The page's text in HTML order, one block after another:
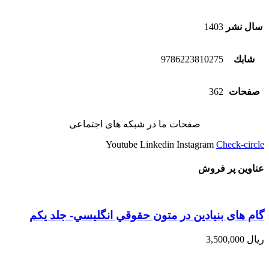
سال نشر 1403
شابك 9786223810275
صفحات 362
صفحات ما در شبکه های اجتماعی
Youtube Linkedin Instagram Check-circle
عناوین پر فروش
گام های بنیادین در متون حقوقي انگليسي- جلد يكم
ریال